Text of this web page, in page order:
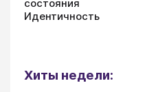
состояния
Идентичность
Хиты недели: